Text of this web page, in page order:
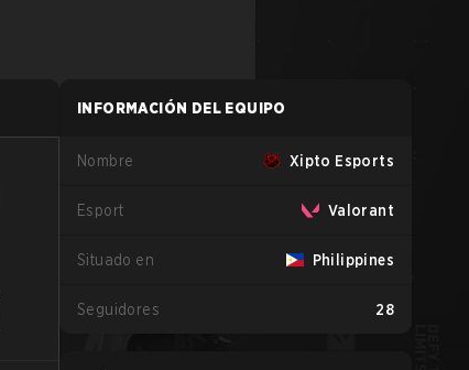
INFORMACIÓN DEL EQUIPO
Nombre Xipto Esports
Esport Valorant
Situado en Philippines
Seguidores 28